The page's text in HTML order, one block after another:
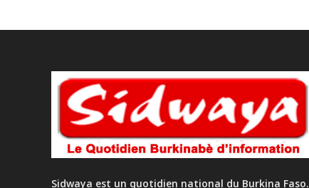
Sidwaya est un quotidien national du Burkina Faso.